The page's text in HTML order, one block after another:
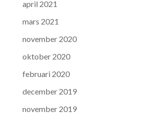
april 2021
mars 2021
november 2020
oktober 2020
februari 2020
december 2019
november 2019